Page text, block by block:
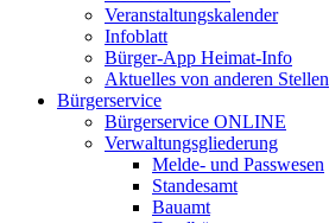
Veranstaltungskalender
Infoblatt
Bürger-App Heimat-Info
Aktuelles von anderen Stellen
Bürgerservice
Bürgerservice ONLINE
Verwaltungsgliederung
Melde- und Passwesen
Standesamt
Bauamt